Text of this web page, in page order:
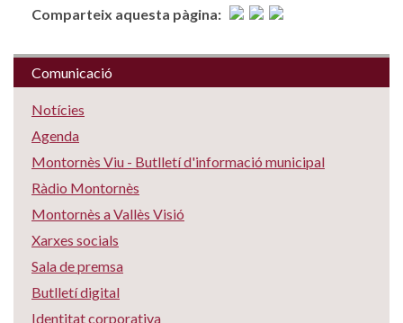
Comparteix aquesta pàgina:
Comunicació
Notícies
Agenda
Montornès Viu - Butlletí d'informació municipal
Ràdio Montornès
Montornès a Vallès Visió
Xarxes socials
Sala de premsa
Butlletí digital
Identitat corporativa